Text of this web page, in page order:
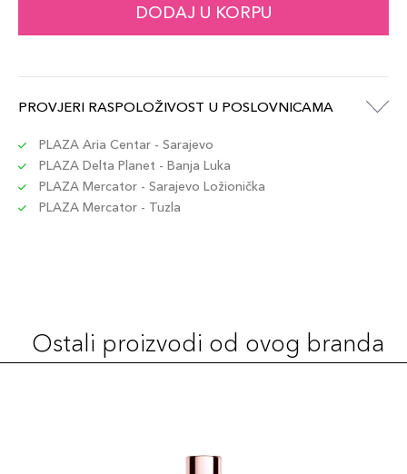
DODAJ U KORPU
PROVJERI RASPOLOŽIVOST U POSLOVNICAMA
PLAZA Aria Centar - Sarajevo
PLAZA Delta Planet - Banja Luka
PLAZA Mercator - Sarajevo Ložionička
PLAZA Mercator - Tuzla
Ostali proizvodi od ovog branda